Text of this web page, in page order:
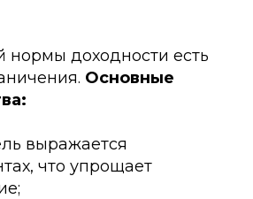
нормы доходности есть
Основные
выражается
что упрощает